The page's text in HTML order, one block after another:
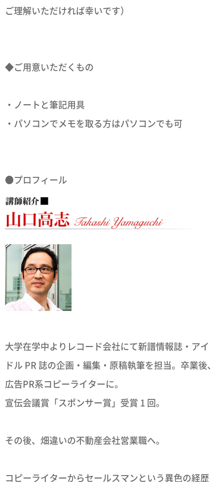
ご理解いただければ幸いです）
◆ご用意いただくもの
・ノートと筆記用具
・パソコンでメモを取る方はパソコンでも可
●プロフィール
大学在学中よりレコード会社にて新譜情報誌・アイ
ドル PR 誌の企画・編集・原稿執筆を担当。卒業後、
広告PR系コピーライターに。
宣伝会議賞「スポンサー賞」受賞 1 回。
その後、畑違いの不動産会社営業職へ。
コピーライターからセールスマンという異色の経歴